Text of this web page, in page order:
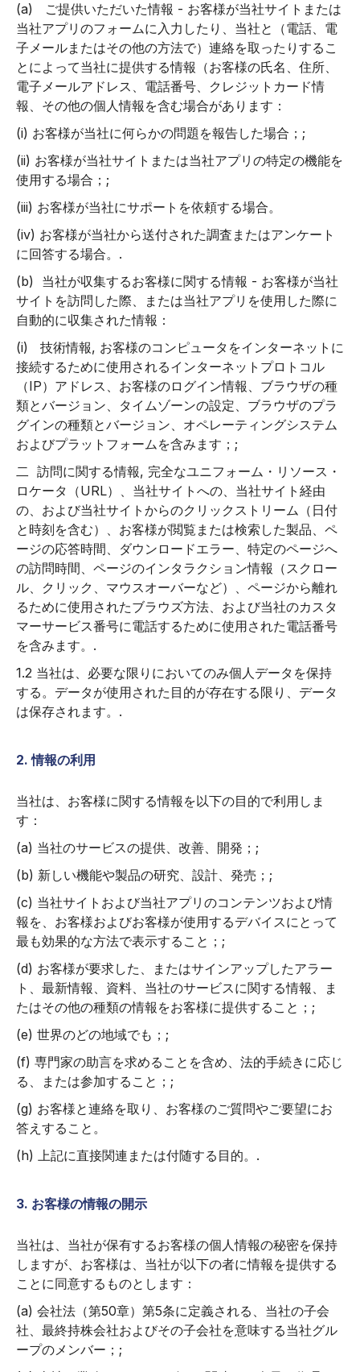
(a) ご提供いただいた情報 - お客様が当社サイトまたは
当社アプリのフォームに入力したり、当社と（電話、電
子メールまたはその他の方法で）連絡を取ったりするこ
とによって当社に提供する情報（お客様の氏名、住所、
電子メールアドレス、電話番号、クレジットカード情
報、その他の個人情報を含む場合があります：
(i) お客様が当社に何らかの問題を報告した場合；;
(ii) お客様が当社サイトまたは当社アプリの特定の機能を
使用する場合；;
(iii) お客様が当社にサポートを依頼する場合。
(iv) お客様が当社から送付された調査またはアンケート
に回答する場合。.
(b) 当社が収集するお客様に関する情報 - お客様が当社
サイトを訪問した際、または当社アプリを使用した際に
自動的に収集された情報：
(i) 技術情報, お客様のコンピュータをインターネットに
接続するために使用されるインターネットプロトコル
（IP）アドレス、お客様のログイン情報、ブラウザの種
類とバージョン、タイムゾーンの設定、ブラウザのプラ
グインの種類とバージョン、オペレーティングシステム
およびプラットフォームを含みます；;
二 訪問に関する情報, 完全なユニフォーム・リソース・
ロケータ（URL）、当社サイトへの、当社サイト経由
の、および当社サイトからのクリックストリーム（日付
と時刻を含む）、お客様が閲覧または検索した製品、ペ
ージの応答時間、ダウンロードエラー、特定のページへ
の訪問時間、ページのインタラクション情報（スクロー
ル、クリック、マウスオーバーなど）、ページから離れ
るために使用されたブラウズ方法、および当社のカスタ
マーサービス番号に電話するために使用された電話番号
を含みます。.
1.2 当社は、必要な限りにおいてのみ個人データを保持
する。データが使用された目的が存在する限り、データ
は保存されます。.
2. 情報の利用
当社は、お客様に関する情報を以下の目的で利用しま
す：
(a) 当社のサービスの提供、改善、開発；;
(b) 新しい機能や製品の研究、設計、発売；;
(c) 当社サイトおよび当社アプリのコンテンツおよび情
報を、お客様およびお客様が使用するデバイスにとって
最も効果的な方法で表示すること；;
(d) お客様が要求した、またはサインアップしたアラー
ト、最新情報、資料、当社のサービスに関する情報、ま
たはその他の種類の情報をお客様に提供すること；;
(e) 世界のどの地域でも；;
(f) 専門家の助言を求めることを含め、法的手続きに応じ
る、または参加すること；;
(g) お客様と連絡を取り、お客様のご質問やご要望にお
答えすること。
(h) 上記に直接関連または付随する目的。.
3. お客様の情報の開示
当社は、当社が保有するお客様の個人情報の秘密を保持
しますが、お客様は、当社が以下の者に情報を提供する
ことに同意するものとします：
(a) 会社法（第50章）第5条に定義される、当社の子会
社、最終持株会社およびその子会社を意味する当社グル
ープのメンバー；;